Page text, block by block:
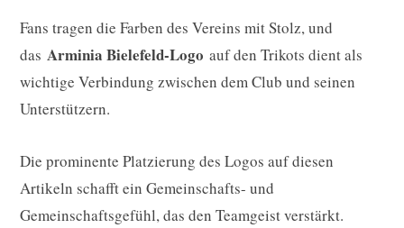
Fans tragen die Farben des Vereins mit Stolz, und
das Arminia Bielefeld-Logo auf den Trikots dient als
wichtige Verbindung zwischen dem Club und seinen
Unterstützern.
Die prominente Platzierung des Logos auf diesen
Artikeln schafft ein Gemeinschafts- und
Gemeinschaftsgefühl, das den Teamgeist verstärkt.